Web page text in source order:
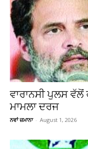
ਵਾਰਾਨਸੀ ਪੁਲਸ
ਮਾਮਲਾ ਦਰਜ
ਨਵਾਂ ਜ਼ਮਾਨਾ - August 1, 2026